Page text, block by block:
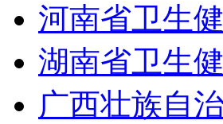
河南省卫生
湖南省卫生
广西壮族自